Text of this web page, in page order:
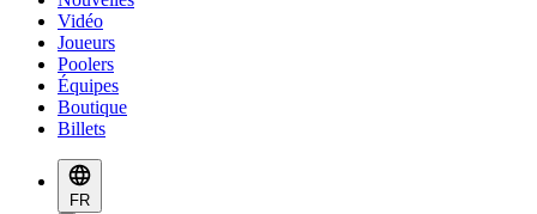
Vidéo
Joueurs
Poolers
Équipes
Boutique
Billets
FR